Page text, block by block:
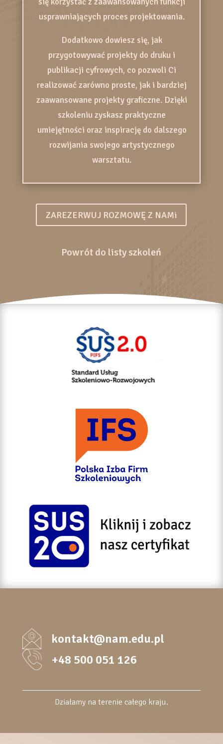
usprawniających proces projektowania.
Dodatkowo dowiesz się, jak
przygotowywać projekty do druku i
publikacji cyfrowych, co pozwoli Ci
realizować zarówno proste, jak i bardziej
zaawansowane projekty graficzne. Dzięki
szkoleniu zyskasz praktyczne
umiejętności oraz inspirację do dalszego
rozwijania swojego artystycznego
warsztatu.
ZAREZERWUJ ROZMOWĘ Z NAMi
Powrót do listy szkoleń
kontakt@nam.edu.pl
+48 500 051 126
Działamy na terenie całego kraju.